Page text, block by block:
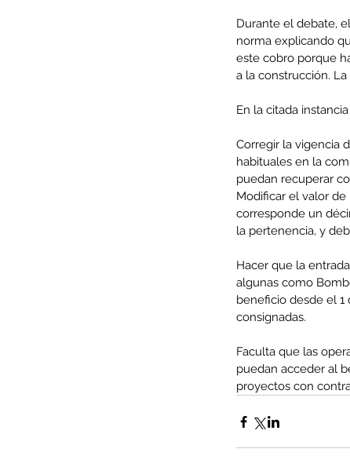
Our Recent Posts
Durante el debate,
norma explicando
este cobro porque
a la construcción.
En la citada
Corregir la vigencia
habituales en la
puedan recuperar
Modificar el valor
corresponde un
la pertenencia, y
Hacer que la
algunas como
beneficio desde el 1
consignadas.
Faculta que las
puedan acceder al
proyectos con